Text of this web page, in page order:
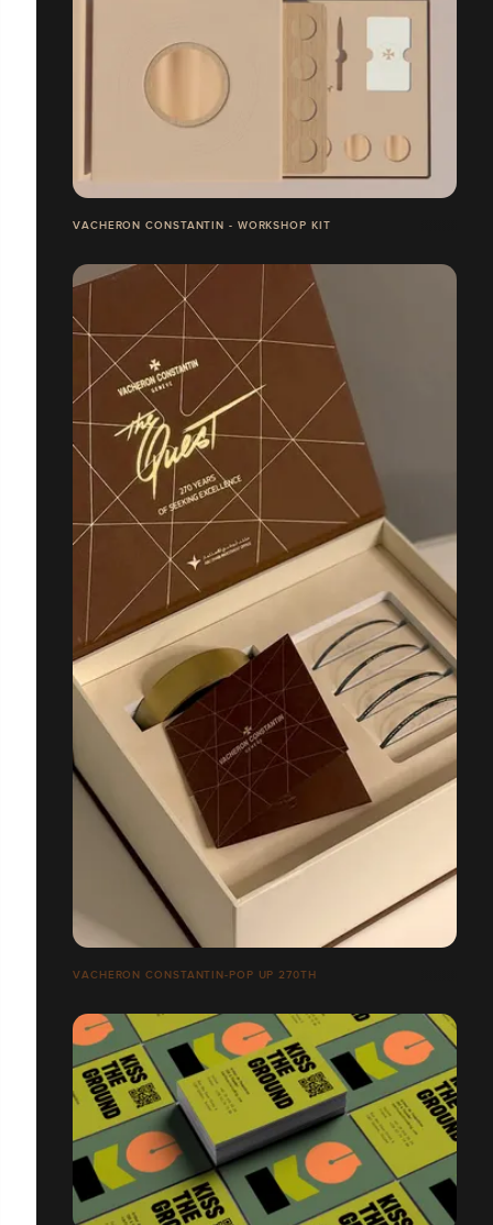
VACHERON CONSTANTIN - WORKSHOP KIT
VACHERON CONSTANTIN-POP UP 270TH